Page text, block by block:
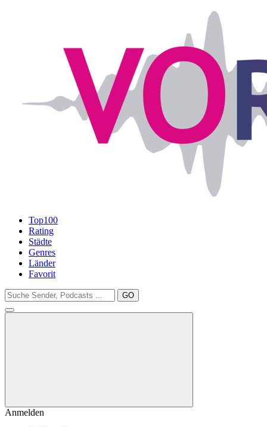
Top100
Rating
Städte
Genres
Länder
Favorit
GO
Anmelden